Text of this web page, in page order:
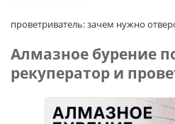
зачем нужно
Алмазное бурение
рекуператор и